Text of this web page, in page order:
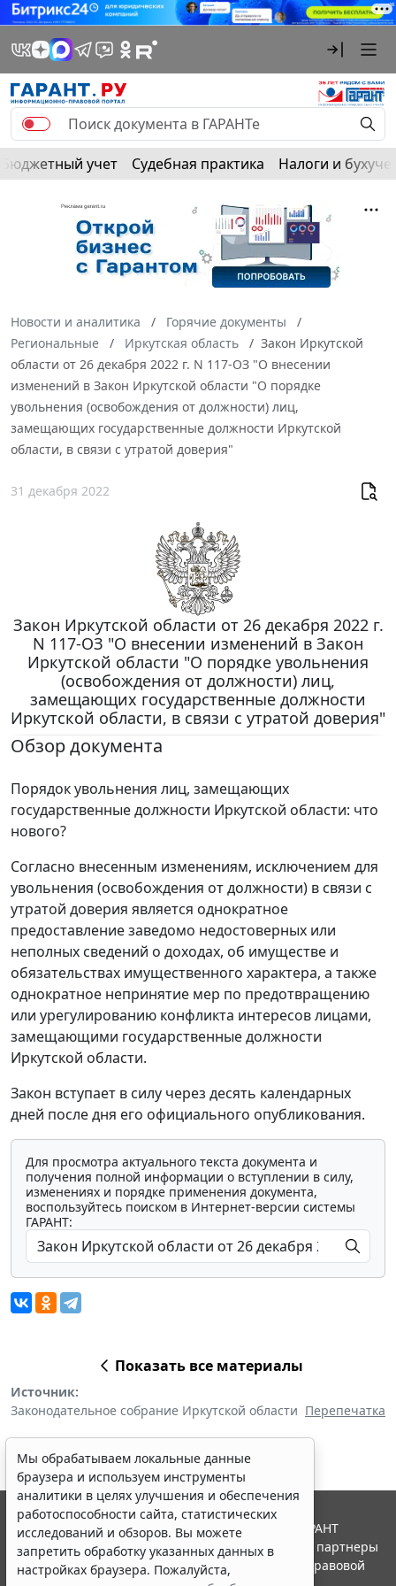
Бюджетный учет Судебная практика Налоги и
Новости и аналитика
Горячие документы
Региональные
Иркутская область
Закон Иркутской
области от 26 декабря 2022 г. N 117-ОЗ "О внесении
изменений в Закон Иркутской области "О порядке
увольнения (освобождения от должности) лиц,
замещающих государственные должности Иркутской
области, в связи с утратой доверия"
31 декабря 2022
Закон Иркутской области от 26 декабря 2022 г.
N 117-ОЗ "О внесении изменений в Закон
Иркутской области "О порядке увольнения
(освобождения от должности) лиц,
замещающих государственные должности
Иркутской области, в связи с утратой доверия"
Обзор документа
Порядок увольнения лиц, замещающих
государственные должности Иркутской области: что
нового?
Согласно внесенным изменениям, исключением для
увольнения (освобождения от должности) в связи с
утратой доверия является однократное
предоставление заведомо недостоверных или
неполных сведений о доходах, об имуществе и
обязательствах имущественного характера, а также
однократное непринятие мер по предотвращению
или урегулированию конфликта интересов лицами,
замещающими государственные должности
Иркутской области.
Закон вступает в силу через десять календарных
дней после дня его официального опубликования.
Для просмотра актуального текста документа и
получения полной информации о вступлении в силу,
изменениях и порядке применения документа,
воспользуйтесь поиском в Интернет-версии системы
ГАРАНТ:
Показать все материалы
Источник:
Законодательное собрание Иркутской области Перепечатка
Мы обрабатываем локальные данные
браузера и используем инструменты
аналитики в целях улучшения и обеспечения
работоспособности сайта, статистических
исследований и обзоров. Вы можете
запретить обработку указанных данных в
настройках браузера. Пожалуйста,
© ООО "НПП "ГАРАНТ-СЕРВИС", 2026. Система ГАРАНТ
выпускается с 1990 года. Компания "Гарант" и ее партнеры
являются участниками Российской ассоциации правовой